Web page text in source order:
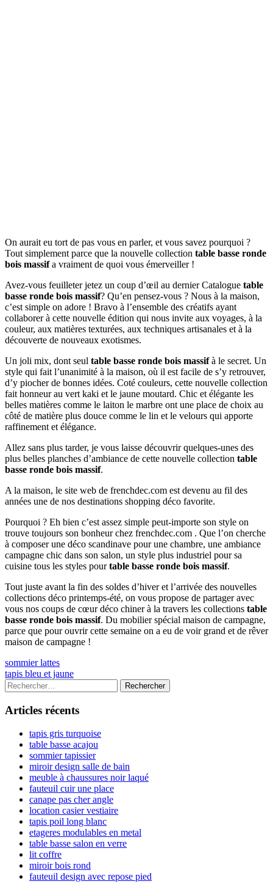
On aurait eu tort de pas vous en parler, et vous savez pourquoi ?
Tout simplement parce que la nouvelle collection table basse ronde
bois massifa vraiment de quoi vous émerveiller !
Avez-vous feuilleter jetez un coup d’œil au dernier Catalogue table
basse ronde bois massif? Qu’en pensez-vous ? Nous à la maison,
c’est simple on adore ! Bravo à l’ensemble des créatifs ayant
collaborer à cette nouvelle édition qui nous invite aux voyages, à la
couleur, aux matières texturées, aux techniques artisanales et à la
découverte de nouveaux exotismes.
Un joli mix, dont seul table basse ronde bois massifà le secret. Un
style qui fait l’unanimité à la maison, où il est facile de s’y retrouver,
d’y piocher de bonnes idées. Coté couleurs, cette nouvelle collection
fait honneur au vert kaki et le jaune moutard. Chic et élégante les
belles matières comme le laiton le marbre ont une place de choix au
côté de matière plus douce comme le lin et le velours qui apporte
raffinement et élégance.
Allez sans plus tarder, je vous laisse découvrir quelques-unes des
plus belles planches d’ambiance de cette nouvelle collection table
basse ronde bois massif.
A la maison, le site web de frenchdec.com est devenu au fil des
années une de nos destinations shopping déco favorite.
Pourquoi ? Eh bien c’est assez simple peut-importe son style on
trouve toujours son bonheur chez frenchdec.com . Que l’on cherche
à composer une déco scandinave pour une chambre, une ambiance
campagne chic dans son salon, un style plus industriel pour sa
cuisine tous les styles pourtable basse ronde bois massif.
Tout juste avant la fin des soldes d’hiver et l’arrivée des nouvelles
collections déco printemps-été, on vous propose de partager avec
vous nos coups de cœur déco chiner à la travers les collections table
basse ronde bois massif. Du mobilier spécial maison de campagne,
parce que pour ouvrir cette semaine on a eu de voir grand et de rêver
maison de campagne !
Navigation
de
l’article
Previous
article:
sommier lattes
Next
article:
tapis bleu et jaune
Colonne
latérale
principale
Rechercher :
Articles récents
tapis gris turquoise
table basse acajou
sommier tapissier
miroir design salle de bain
meuble à chaussures noir laqué
fauteuil cuir une place
canape pas cher angle
location casier vestiaire
tapis poil long blanc
etageres modulables en metal
table basse salon en verre
lit coffre
miroir bois rond
fauteuil design avec repose pied